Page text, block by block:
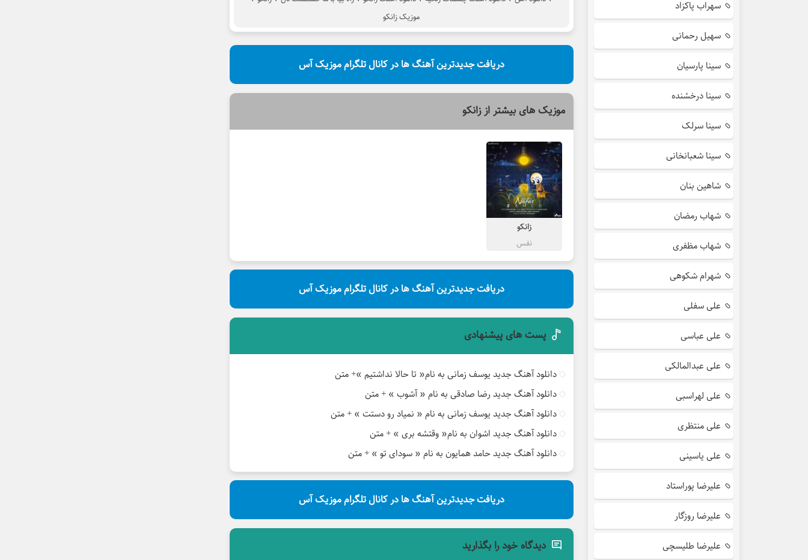
موزیک زانکو
دریافت جدیدترین آهنگ ها در کانال تلگرام موزیک آس
موزیک های بیشتر اززانکو
زانکو
نفس
دریافت جدیدترین آهنگ ها در کانال تلگرام موزیک آس
پست های پیشنهادی
دانلود آهنگ جدید یوسف زمانی به نام« تا حالا نداشتیم »+ متن
دانلود آهنگ جدید رضا صادقی به نام « آشوب » + متن
دانلود آهنگ جدید یوسف زمانی به نام « نمیاد رو دستت » + متن
دانلود آهنگ جدید اشوان به نام« وقتشه بری » + متن
دانلود آهنگ جدید حامد همایون به نام « سودای تو » + متن
دریافت جدیدترین آهنگ ها در کانال تلگرام موزیک آس
دیدگاه خود را بگذارید
سهراب پاکزاد
سهیل رحمانی
سینا پارسیان
سینا درخشنده
سینا سرلک
سینا شعبانخانی
شاهین بنان
شهاب رمضان
شهاب مظفری
شهرام شکوهی
علی سفلی
علی عباسی
علی عبدالمالکی
علی لهراسبی
علی منتظری
علی یاسینی
علیرضا پوراستاد
علیرضا روزگار
علیرضا طلیسچی